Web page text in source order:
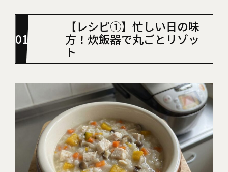
【レシピ①】忙しい日の味
方！炊飯器で丸ごとリゾッ
ト